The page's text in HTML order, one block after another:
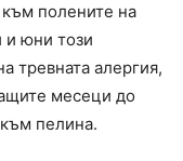
полените на
и юни този
тревната алергия,
месеци до
пелина.